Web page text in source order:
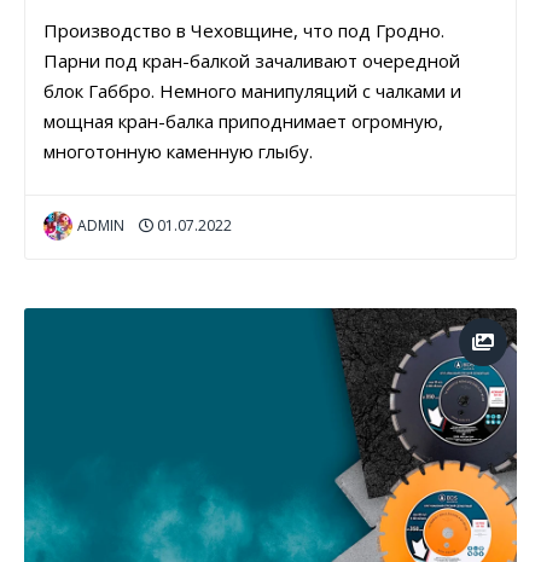
Производство в Чеховщине, что под Гродно.
Парни под кран-балкой зачаливают очередной
блок Габбро. Немного манипуляций с чалками и
мощная кран-балка приподнимает огромную,
многотонную каменную глыбу.
ADMIN 01.07.2022